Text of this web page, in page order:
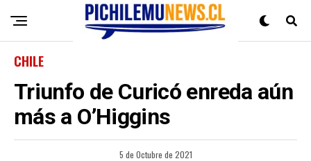
CHILE
Triunfo de Curicó enreda aún
más a O’Higgins
5 de Octubre de 2021